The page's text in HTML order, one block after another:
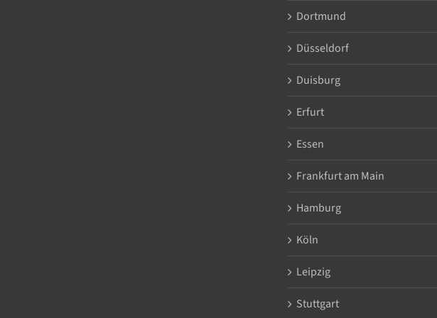
Dortmund
Düsseldorf
Duisburg
Erfurt
Essen
Frankfurt am Main
Hamburg
Köln
Leipzig
Stuttgart